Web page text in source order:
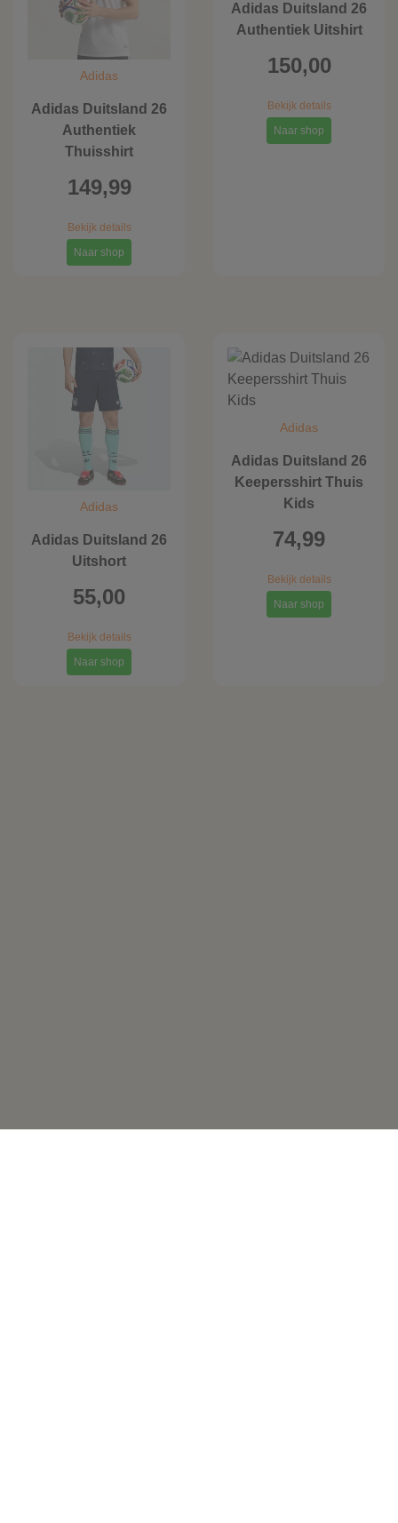
Adidas
Adidas Duitsland 26
Authentiek
Thuisshirt
149,99
Bekijk details
Naar shop
Adidas Duitsland 26
Authentiek Uitshirt
150,00
Bekijk details
Naar shop
Adidas
Adidas Duitsland 26
Uitshort
55,00
Bekijk details
Naar shop
Adidas
Adidas Duitsland 26
Keepersshirt Thuis
Kids
74,99
Bekijk details
Naar shop